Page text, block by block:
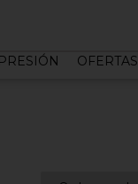
OFERTAS